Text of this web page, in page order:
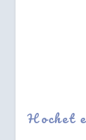
Hochet